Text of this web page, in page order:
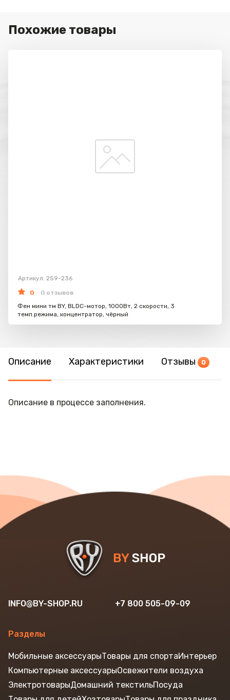
Похожие товары
Артикул: 259-236
0
0 отзывов
Фен мини тм BY, BLDC-мотор, 1000Вт, 2 скорости, 3
темп.режима, концентратор, чёрный
Описание Характеристики Отзывы 0
Описание в процессе заполнения.
INFO@BY-SHOP.RU +7 800 505-09-09
Разделы
Мобильные аксессуарыТовары для спортаИнтерьер
Компьютерные аксессуарыОсвежители воздуха
ЭлектротоварыДомашний текстильПосуда